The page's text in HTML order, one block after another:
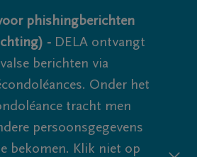
phishingberichten
- DELA ontvangt
berichten via
Onder het
tracht men
persoonsgegevens
bekomen. Klik niet op